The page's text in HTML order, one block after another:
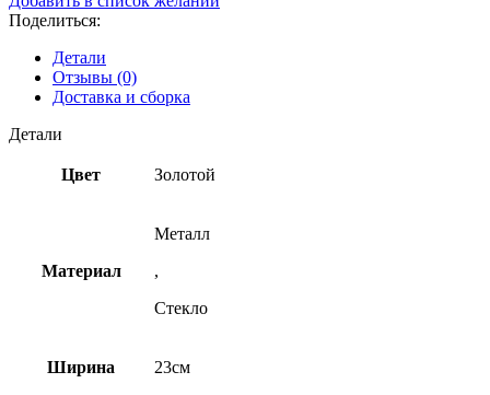
Поделиться:
Детали
Отзывы (0)
Доставка и сборка
Детали
Цвет Золотой
Материал
Металл
,
Стекло
Ширина 23см